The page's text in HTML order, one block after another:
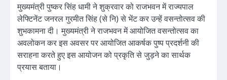
मुख्यमंत्री पुष्कर सिंह धामी ने शुक्रवार को राजभवन में राज्यपाल
लेफ्टिनेंट जनरल गुरमीत सिंह (से नि) से भेंट कर उन्हें वसन्तोत्सव की
शुभकामना दी। मुख्यमंत्री ने राजभवन में आयोजित वसन्तोत्सव का
अवलोकन कर इस अवसर पर आयोजित आकर्षक पुष्प प्रदर्शनी की
सराहना करते हुए इस आयोजन को प्रकृति से जुड़ने का सार्थक
प्रयास बताया।